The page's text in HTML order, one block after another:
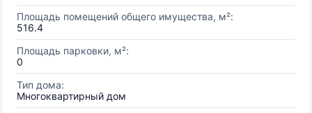
Площадь помещений общего имущества, м²:
516.4
Площадь парковки, м²:
0
Тип дома:
Многоквартирный дом